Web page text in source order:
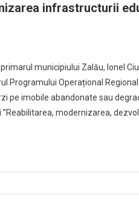
infrastructurii
municipiului Zalău, Ionel
Programului Operațional
pe imobile abandonate sau
modernizarea,